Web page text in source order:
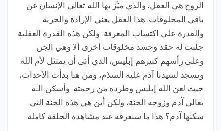
الروح هي العقل، والذي ميَّز بها الله تعالى الإنسان عن
باقي المخلوقات. هذا العقل يعني الإرادة والحرية
والقدرة على اكتساب المعرفة. ولكن هذه القدرة العقلية
جلبت له حقد وحسد مخلوقات أخرى ألا وهي الجن
وعلى رأسهم كبيرهم إبليس، الذي أبَى أن يمتثل لأم الله
ويسجد لسيدنا آدم عليه السلام، ومن هنا بدأت الأحداث،
حيث لعن الله إبليس وطرده من رحمته. وأسكن الله
تعالى آدم وزوجه الجنة، ولكن أين هي هذه الجنة التي
سكنها آدم؟ هذا ما سنعرفه عند مشاهدة الحلقة كاملة.